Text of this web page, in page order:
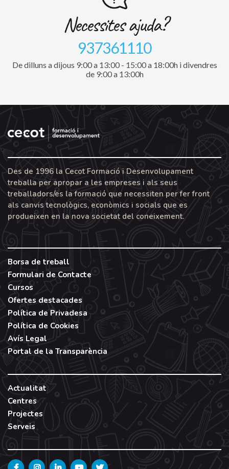
Necessites ajuda?
937361110
De dilluns a dijous 9:00 a 13:00 - 15:00 a 18:00h i divendres
de 9:00 a 13:00h
Des de 1996 la Cecot Formació i Desenvolupament
treballa per apropar a les empreses i als seus
treballadors/es la formació que necessiten per fer front
als canvis tecnològics, econòmics i socials que es
produeixen en la nova societat del coneixement.
Borsa de treball
Formulari de Contacte
Cursos
Ofertes destacades
Política de Privadesa
Política de Cookies
Avís Legal
Portal de la Transparència
Actualitat
Centres
Projectes
Serveis